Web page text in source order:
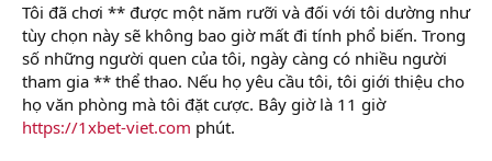
Tôi đã chơi ** được một năm rưỡi và đối với tôi dường như
tùy chọn này sẽ không bao giờ mất đi tính phổ biến. Trong
số những người quen của tôi, ngày càng có nhiều người
tham gia ** thể thao. Nếu họ yêu cầu tôi, tôi giới thiệu cho
họ văn phòng mà tôi đặt cược. Bây giờ là 11 giờ
https://1xbet-viet.com phút.